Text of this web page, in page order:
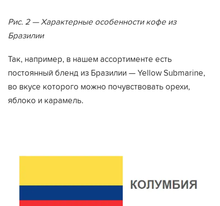
Рис. 2 — Характерные особенности кофе из
Бразилии
Так, например, в нашем ассортименте есть
постоянный бленд из Бразилии — Yellow Submarine,
во вкусе которого можно почувствовать орехи,
яблоко и карамель.